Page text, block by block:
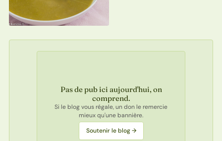
Pas de pub ici aujourd'hui, on
comprend.
Si le blog vous régale, un don le remercie
mieux qu'une bannière.
Soutenir le blog →